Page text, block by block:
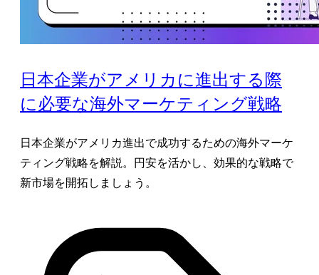
日本企業がアメリカに進出する際
に必要な海外マーケティング戦略
日本企業がアメリカ進出で成功するための海外マーケ
ティング戦略を解説。円安を活かし、効果的な戦略で
新市場を開拓しましょう。